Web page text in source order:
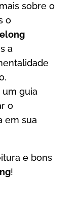
sobre o
o
a
um guia
o
em sua
e bons
!